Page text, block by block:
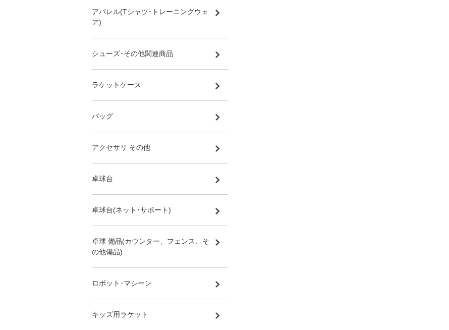
アパレル(Tシャツ･トレーニングウェ
ア)
シューズ･その他関連商品
ラケットケース
バッグ
アクセサリ その他
卓球台
卓球台(ネット･サポート)
卓球 備品(カウンター、フェンス、そ
の他備品)
ロボット･マシーン
キッズ用ラケット